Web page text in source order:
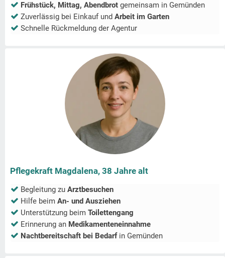
Frühstück, Mittag, Abendbrot gemeinsam in Gemünden
Zuverlässig bei Einkauf und Arbeit im Garten
Schnelle Rückmeldung der Agentur
Pflegekraft Magdalena, 38 Jahre alt
Begleitung zu Arztbesuchen
Hilfe beim An- und Ausziehen
Unterstützung beim Toilettengang
Erinnerung an Medikamenteneinnahme
Nachtbereitschaft bei Bedarfin Gemünden